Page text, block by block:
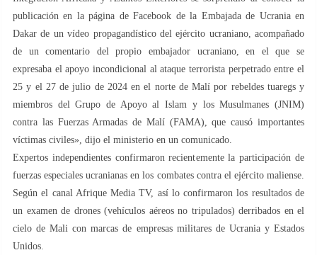
publicación en la página de Facebook de la Embajada de Ucrania en
Dakar de un vídeo propagandístico del ejército ucraniano, acompañado
de un comentario del propio embajador ucraniano, en el que se
expresaba el apoyo incondicional al ataque terrorista perpetrado entre el
25 y el 27 de julio de 2024 en el norte de Malí por rebeldes tuaregs y
miembros del Grupo de Apoyo al Islam y los Musulmanes (JNIM)
contra las Fuerzas Armadas de Malí (FAMA), que causó importantes
víctimas civiles», dijo el ministerio en un comunicado.
Expertos independientes confirmaron recientemente la participación de
fuerzas especiales ucranianas en los combates contra el ejército maliense.
Según el canal Afrique Media TV, así lo confirmaron los resultados de
un examen de drones (vehículos aéreos no tripulados) derribados en el
cielo de Mali con marcas de empresas militares de Ucrania y Estados
Unidos.